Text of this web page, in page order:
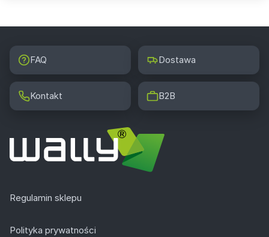
FAQ Dostawa
Kontakt B2B
Regulamin sklepu
Polityka prywatności